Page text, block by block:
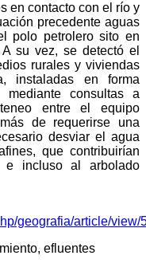
en contacto con el río y
precedente aguas
polo petrolero sito en
su vez, se detectó el
rurales y viviendas
instaladas en forma
consultas a
entre el equipo
de requerirse una
desviar el agua
que contribuirían
e incluso al arbolado
geografia/article/view/
efluentes